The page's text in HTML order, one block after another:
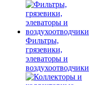
Фильтры,
грязевики,
элеваторы и
воздухоотводчики